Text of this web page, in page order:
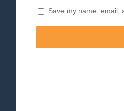
Save my name, email,